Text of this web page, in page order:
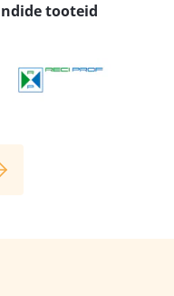
tooteid